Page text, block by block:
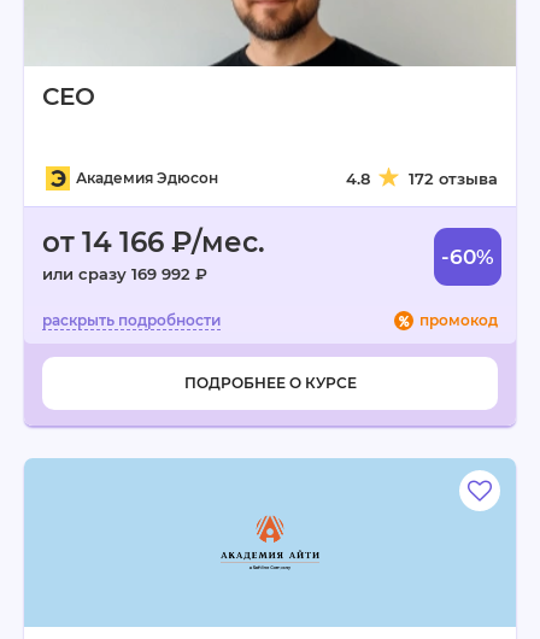
СЕО
Академия Эдюсон 4.8 172 отзыва
от 14 166 ₽/мес.
или сразу 169 992 ₽
-60%
промокод
ПОДРОБНЕЕ О КУРСЕ